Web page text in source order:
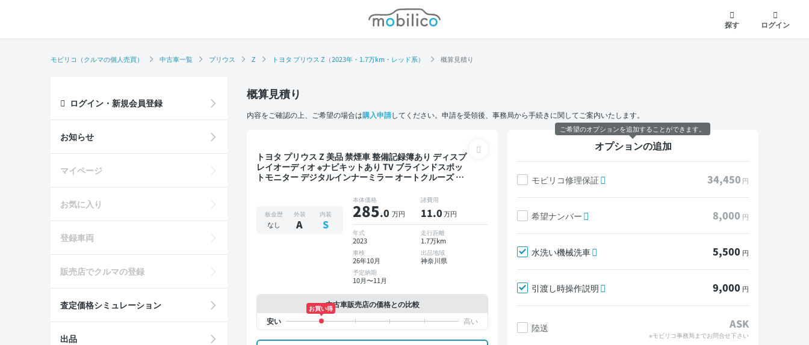
モビリコ
探す
ログイン
モビリコ（クルマの個人売買） 中古車一覧 プリウス Z トヨタ プリウス Z（2023年・1.7万km・レッド系） 概算見積り
概算見積り
内容をご確認の上、ご希望の場合は購入申請してください。申請を受領後、事務局から手続きに関してご案内いたします。
トヨタ プリウス Z 美品 禁煙車 整備記録簿あり ディスプ
レイオーディオ ※ナビキットあり TV ブラインドスポッ
トモニター デジタルインナーミラー オートクルーズ ス
カメラ ドライブレコーダー 衝突軽減
板金歴
なし
外装
A
内装
S
本体価格
285.0 万円
諸費用
11.0万円
年式
2023
走行距離
1.7万km
車検
26年10月
出品地域
神奈川県
予定納期
10月〜11月
中古車販売店の価格との比較
お買い得
オプションの追加
モビリコ修理保証 34,450 円
希望ナンバー 8,000 円
水洗い機械洗車 5,500 円
引渡し時操作説明 9,000 円
陸送 ASK
※モビリコ事務局までお問合せ下さい
ログイン・新規会員登録
お知らせ
マイページ
お気に入り
登録車両
販売店でクルマの登録
査定価格シミュレーション
出品
ご希望のオプションを追加することができます。